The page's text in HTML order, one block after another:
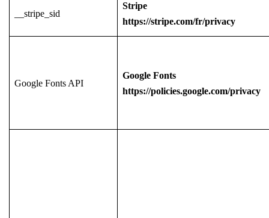
__stripe_sid
Stripe
https://stripe.com/fr/privacy
Google Fonts API
Google Fonts
https://policies.google.com/privacy